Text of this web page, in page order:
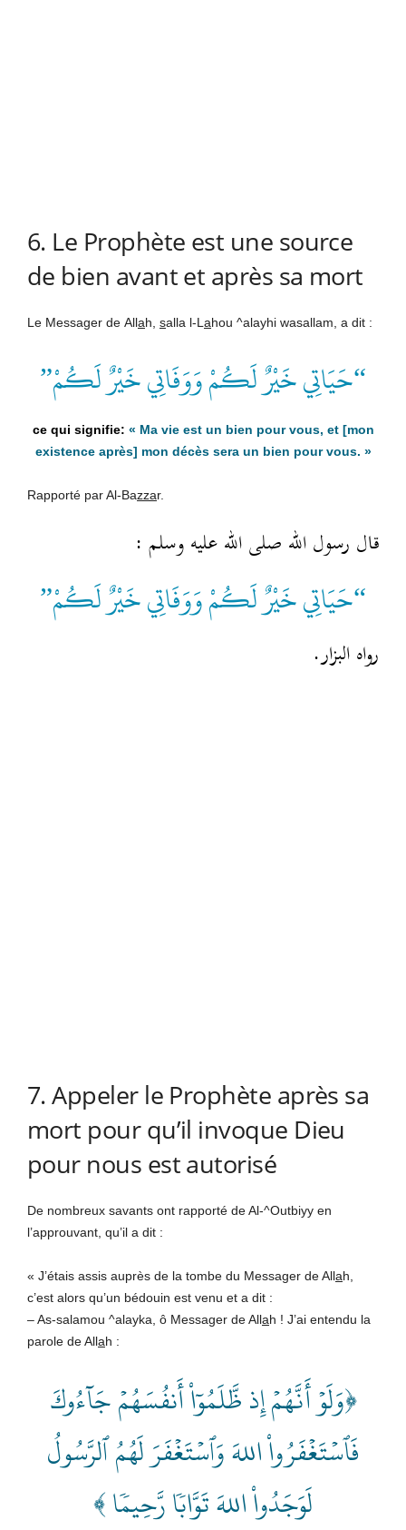
6. Le Prophète est une source
de bien avant et après sa mort
Le Messager de Allah salla l-L ahou ^alayhi wasallam, a dit :
“حَيَاتِي خَيْرٌ لَكُمْ وَوَفَاتِي خَيْرٌ لَكُمْ”
« Ma vie est un bien pour vous, et [mon
existence après] mon décès sera un bien pour vous. »
Rapporté par Al-Bazzar.
قال رسول الله صلى الله عليه وسلم :
“حَيَاتِي خَيْرٌ لَكُمْ وَوَفَاتِي خَيْرٌ لَكُمْ”
رواه البزار.
7. Appeler le Prophète après sa
mort pour qu’il invoque Dieu
pour nous est autorisé
De nombreux savants ont rapporté de Al-^Outbiyy en
l’approuvant, qu’il a dit :
« J’étais assis auprès de la tombe du Messager de Allah,
c’est alors qu’un bédouin est venu et a dit :
– As-salamou ^alayka, ô Messager de Allah ! J’ai entendu la
parole de Allah :
﴿وَلَوۡ أَنَّهُمۡ إِذ ظَّلَمُوٓاْ أَنفُسَهُمۡ جَآءُوكَ
فَٱسۡتَغۡفَرُواْ اللهَ وَٱسۡتَغۡفَرَ لَهُمُ ٱلرَّسُولُ
لَوَجَدُواْ اللهَ تَوَّابٗا رَّحِيمٗا ﴾